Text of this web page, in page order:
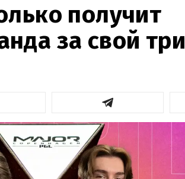
получит
за свой